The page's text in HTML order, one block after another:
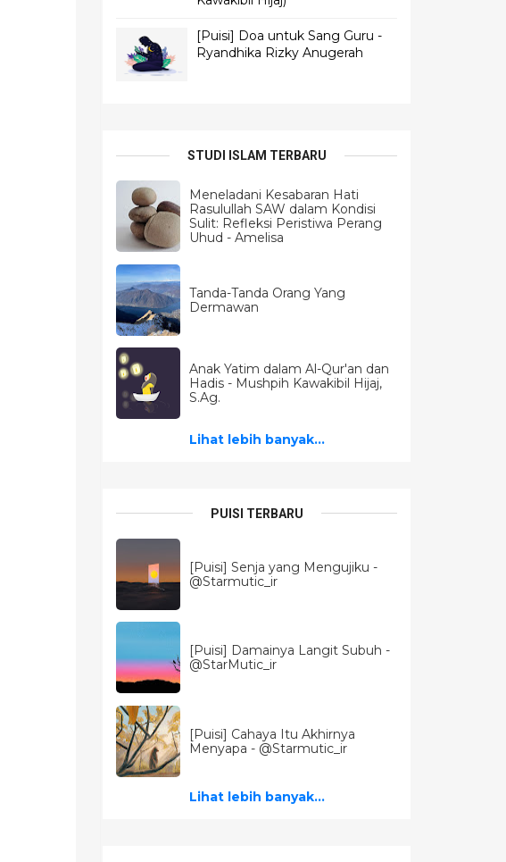
[Puisi] Doa untuk Sang Guru -
Ryandhika Rizky Anugerah
STUDI ISLAM TERBARU
Meneladani Kesabaran Hati
Rasulullah SAW dalam Kondisi
Sulit: Refleksi Peristiwa Perang
Uhud - Amelisa
Tanda-Tanda Orang Yang
Dermawan
Anak Yatim dalam Al-Qur'an dan
Hadis - Mushpih Kawakibil Hijaj,
S.Ag.
Lihat lebih banyak...
PUISI TERBARU
[Puisi] Senja yang Mengujiku -
@Starmutic_ir
[Puisi] Damainya Langit Subuh -
@StarMutic_ir
[Puisi] Cahaya Itu Akhirnya
Menyapa - @Starmutic_ir
Lihat lebih banyak...